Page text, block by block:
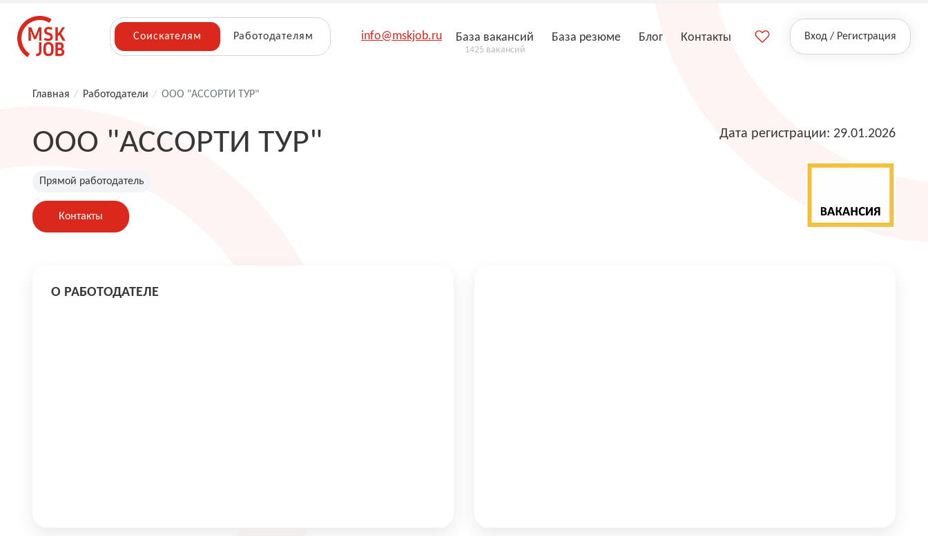
Соискателям Работодателям info@mskjob.ru База вакансий
1425 вакансий
База резюме Блог Контакты Вход / Регистрация
Главная / Работодатели / ООО "АССОРТИ ТУР"
ООО "АССОРТИ ТУР"
Прямой работодатель
Контакты
Дата регистрации: 29.01.2026
О РАБОТОДАТЕЛЕ